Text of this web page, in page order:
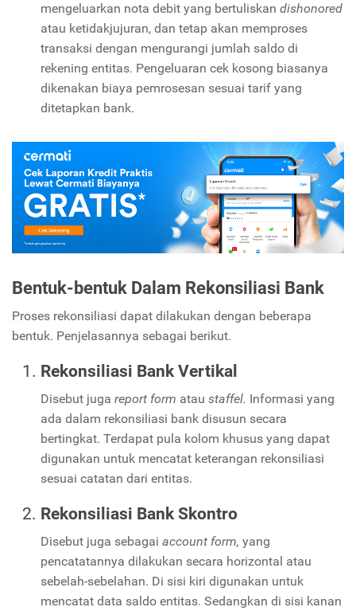
mengeluarkan nota debit yang bertuliskan dishonored
atau ketidakjujuran, dan tetap akan memproses
transaksi dengan mengurangi jumlah saldo di
rekening entitas. Pengeluaran cek kosong biasanya
dikenakan biaya pemrosesan sesuai tarif yang
ditetapkan bank.
Bentuk-bentuk Dalam Rekonsiliasi Bank
Proses rekonsiliasi dapat dilakukan dengan beberapa
bentuk. Penjelasannya sebagai berikut.
Rekonsiliasi Bank Vertikal
Disebut juga report form atau staffel. Informasi yang
ada dalam rekonsiliasi bank disusun secara
bertingkat. Terdapat pula kolom khusus yang dapat
digunakan untuk mencatat keterangan rekonsiliasi
sesuai catatan dari entitas.
Rekonsiliasi Bank Skontro
Disebut juga sebagai account form, yang
pencatatannya dilakukan secara horizontal atau
sebelah-sebelahan. Di sisi kiri digunakan untuk
mencatat data saldo entitas. Sedangkan di sisi kanan